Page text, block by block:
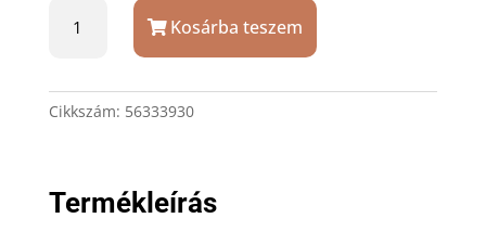
Una
mennyiség
Kosárba teszem
Cikkszám: 56333930
Termékleírás